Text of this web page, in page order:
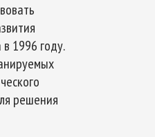
1996 году.
решения